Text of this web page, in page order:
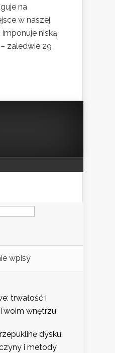
na
w naszej
niską
zaledwie 29
wpisy
trwałość i
wnętrzu
dysku:
i metody